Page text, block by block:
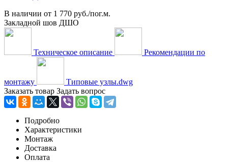
В наличии от 1 770 руб./пог.м.
Закладной шов ДШО
Техническое описание Рекомендации по
монтажу
Типовые узлы.dwg
Заказать товар Задать вопрос
Подробно
Характеристики
Монтаж
Доставка
Оплата